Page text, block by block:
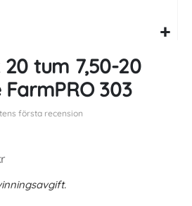
tum 7,50-20
FarmPRO 303
första recension